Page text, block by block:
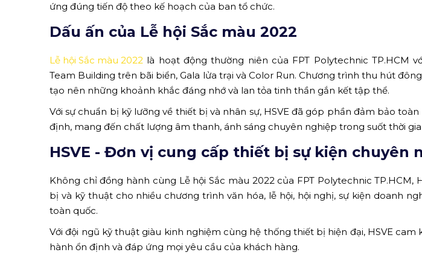
ứng đúng tiến độ theo kế hoạch của ban tổ chức.
Dấu ấn của Lễ hội Sắc màu 2022
Lễ hội Sắc màu 2022 là hoạt động thường niên của FPT Polytechnic TP.HCM
Team Building trên bãi biển, Gala lửa trại và Color Run. Chương trình thu hút
tạo nên những khoảnh khắc đáng nhớ và lan tỏa tinh thần gắn kết tập thể.
Với sự chuẩn bị kỹ lưỡng về thiết bị và nhân sự, HSVE đã góp phần đảm bảo
định, mang đến chất lượng âm thanh, ánh sáng chuyên nghiệp trong suốt thời
HSVE - Đơn vị cung cấp thiết bị sự kiện chuyên
Không chỉ đồng hành cùng Lễ hội Sắc màu 2022 của FPT Polytechnic TP.HCM,
bị và kỹ thuật cho nhiều chương trình văn hóa, lễ hội, hội nghị, sự kiện doanh
toàn quốc.
Với đội ngũ kỹ thuật giàu kinh nghiệm cùng hệ thống thiết bị hiện đại, HSVE cam
hành ổn định và đáp ứng mọi yêu cầu của khách hàng.